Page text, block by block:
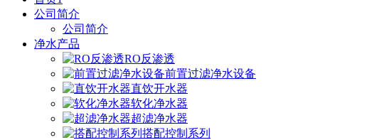
公司简介
公司简介
净水产品
RO反渗透
前置过滤净水设备
直饮开水器
软化净水器
超滤净水器
搭配控制系列